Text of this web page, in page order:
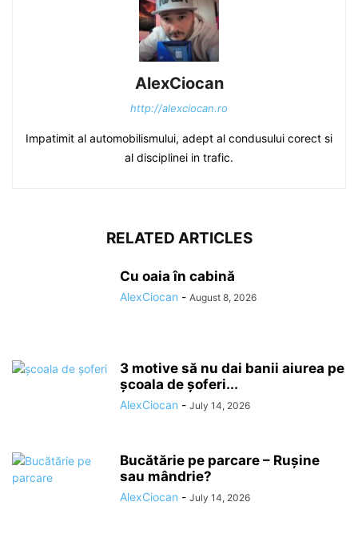
AlexCiocan
http://alexciocan.ro
Impatimit al automobilismului, adept al condusului corect si
al disciplinei in trafic.
RELATED ARTICLES
Cu oaia în cabină
AlexCiocan - August 8, 2026
3 motive să nu dai banii aiurea pe
școala de șoferi...
AlexCiocan - July 14, 2026
Bucătărie pe parcare – Rușine
sau mândrie?
AlexCiocan - July 14, 2026